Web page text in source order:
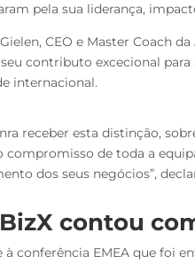
pela sua liderança,
CEO e Master Coach
contributo excecional
internacional.
receber esta distinção,
compromisso de toda a
dos seus negócios”,
contou
à conferência EMEA que foi